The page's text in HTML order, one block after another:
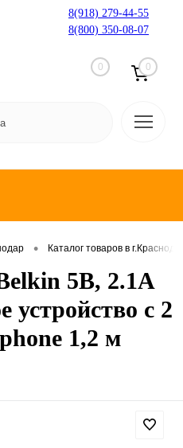
8(918) 279-44-55
8(800) 350-08-07
0 0
• Каталог товаров в
5В, 2.1А
устройство с 2
1,2 м